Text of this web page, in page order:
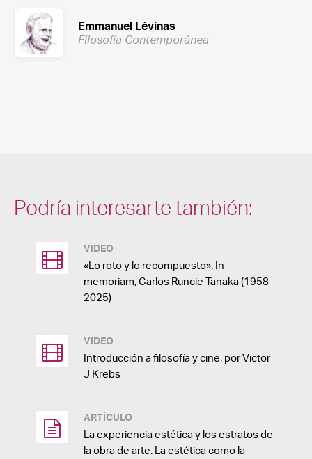
Emmanuel Lévinas
Filosofía Contemporánea
Podría interesarte también:
VIDEO
«Lo roto y lo recompuesto». In
memoriam, Carlos Runcie Tanaka (1958 –
2025)
VIDEO
Introducción a filosofía y cine, por Victor
J Krebs
ARTÍCULO
La experiencia estética y los estratos de
la obra de arte. La estética como la